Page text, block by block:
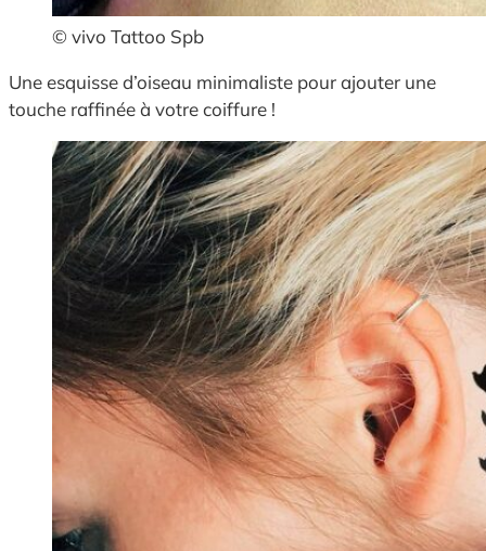
© vivo Tattoo Spb
Une esquisse d’oiseau minimaliste pour ajouter une
touche raffinée à votre coiffure !